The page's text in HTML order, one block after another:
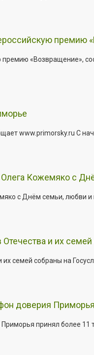
премию
«Возвращение»,
www.primorsky.ru С
Кожемяко с
с Днём семьи, любви
и их семей
семей собраны на
доверия
принял более 11